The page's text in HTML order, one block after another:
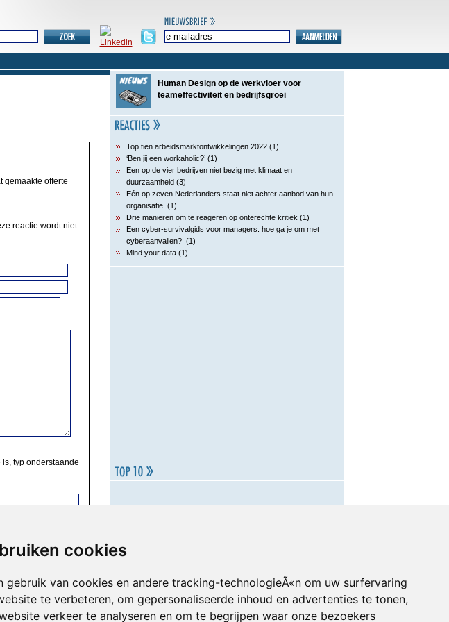
cookies
gebruik van cookies en andere tracking-technologieÃ«n om uw surfervaring
te verbeteren, om gepersonaliseerde inhoud en advertenties te tonen,
verkeer te analyseren en om te begrijpen waar onze bezoekers
gemaakte offerte
reactie wordt niet
typ onderstaande
Human Design op de werkvloer voor
teameffectiviteit en bedrijfsgroei
Top tien arbeidsmarktontwikkelingen 2022 (1)
‘Ben jij een workaholic?’ (1)
Een op de vier bedrijven niet bezig met klimaat en
duurzaamheid (3)
Eén op zeven Nederlanders staat niet achter aanbod van hun
organisatie (1)
Drie manieren om te reageren op onterechte kritiek (1)
Een cyber-survivalgids voor managers: hoe ga je om met
cyberaanvallen? (1)
Mind your data (1)
Inloggen